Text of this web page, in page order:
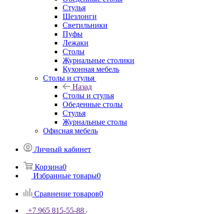
Стулья
Шезлонги
Светильники
Пуфы
Лежаки
Столы
Журнальные столики
Кухонная мебель
Столы и стулья
Назад
Столы и стулья
Обеденные столы
Стулья
Журнальные столы
Офисная мебель
Личный кабинет
Корзина0
Избранные товары0
Сравнение товаров0
+7 965 815-55-88